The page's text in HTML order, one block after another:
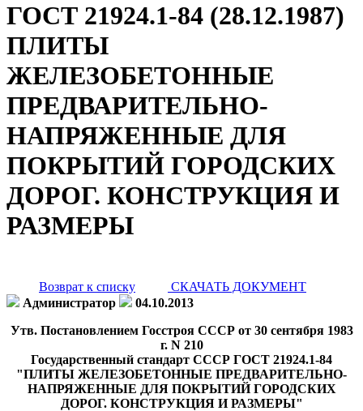
ГОСТ 21924.1-84 (28.12.1987)
ПЛИТЫ
ЖЕЛЕЗОБЕТОННЫЕ
ПРЕДВАРИТЕЛЬНО-
НАПРЯЖЕННЫЕ ДЛЯ
ПОКРЫТИЙ ГОРОДСКИХ
ДОРОГ. КОНСТРУКЦИЯ И
РАЗМЕРЫ
Возврат к списку
СКАЧАТЬ ДОКУМЕНТ
Администратор
04.10.2013
Утв. Постановлением Госстроя СССР от 30 сентября 1983
г. N 210
Государственный стандарт СССР ГОСТ 21924.1-84
"ПЛИТЫ ЖЕЛЕЗОБЕТОННЫЕ ПРЕДВАРИТЕЛЬНО-
НАПРЯЖЕННЫЕ ДЛЯ ПОКРЫТИЙ ГОРОДСКИХ
ДОРОГ. КОНСТРУКЦИЯ И РАЗМЕРЫ"